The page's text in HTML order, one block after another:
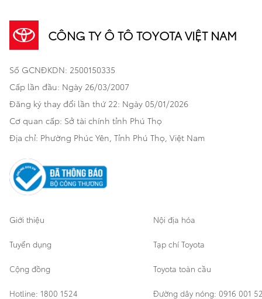
Bán tải
Hatchback
Thương mại
Khách hàng dự án
Bảo hiểm Toyota
Xe đã qua sử dụng
Bảo hành mở rộng
Sản phẩm chính hãng
Cơ sở bảo hành bảo dưỡng
Khuyến mãi
Xã hội
Thông tin khác
CÔNG TY Ô TÔ TOYOTA VIỆT NAM
Số GCNĐKDN: 2500150335
Cấp lần đầu: Ngày 26/03/2007
Đăng ký thay đổi lần thứ 22: Ngày 05/01/2026
Cơ quan cấp: Sở tài chính tỉnh Phú Thọ
Địa chỉ: Phường Phúc Yên, Tỉnh Phú Thọ, Việt Nam
Giới thiệu Nội địa hóa
Tuyển dụng Tạp chí Toyota
Cộng đồng Toyota toàn cầu
Hotline: 1800 1524 Đường dây nóng: 0916 001